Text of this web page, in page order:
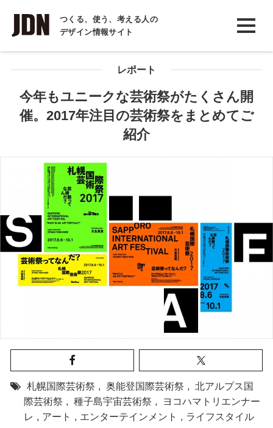
つくる、使う、考える人の
デザイン情報サイト
INTERVIEW
インタビュー
REPORT
COLUMN
レポート
今年もユニークな芸術祭がたくさん開
催。2017年注目の芸術祭をまとめてご
紹介
札幌国際芸術祭 , 奥能登国際芸術祭 , 北アルプス国
際芸術祭 , 種子島宇宙芸術祭 ,
ヨコハマトリエンナー
レ , アート , エンターテインメント , ライフスタイル